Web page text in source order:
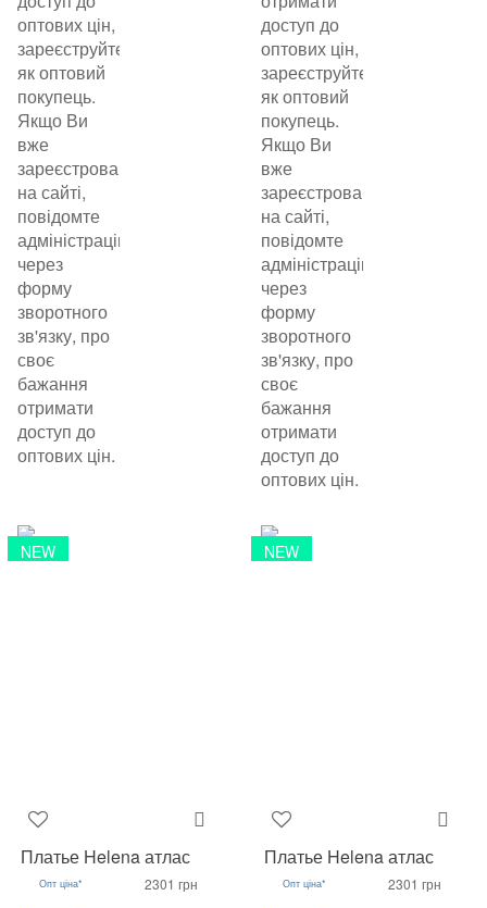
оптових цін,
зареєструйтеся
як оптовий
покупець.
Якщо Ви
вже
зареєстровані
на сайті,
повідомте
адміністрацію
через
форму
зворотного
зв'язку, про
своє
бажання
отримати
доступ до
оптових цін.
доступ до
оптових цін,
зареєструйтеся
як оптовий
покупець.
Якщо Ви
вже
зареєстровані
на сайті,
повідомте
адміністрацію
через
форму
зворотного
зв'язку, про
своє
бажання
отримати
доступ до
оптових цін.
NEW
Платье Helena атлас
Опт ціна* 2301 грн
NEW
Платье Helena атлас
Опт ціна* 2301 грн